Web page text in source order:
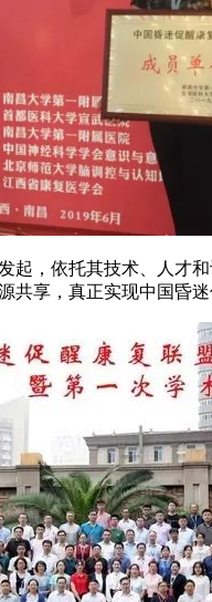
，依托其技术、人才
享，真正实现中国昏